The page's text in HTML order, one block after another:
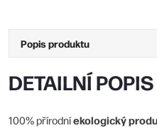
Popis produktu
DETAILNÍ
100% přírodníekologický